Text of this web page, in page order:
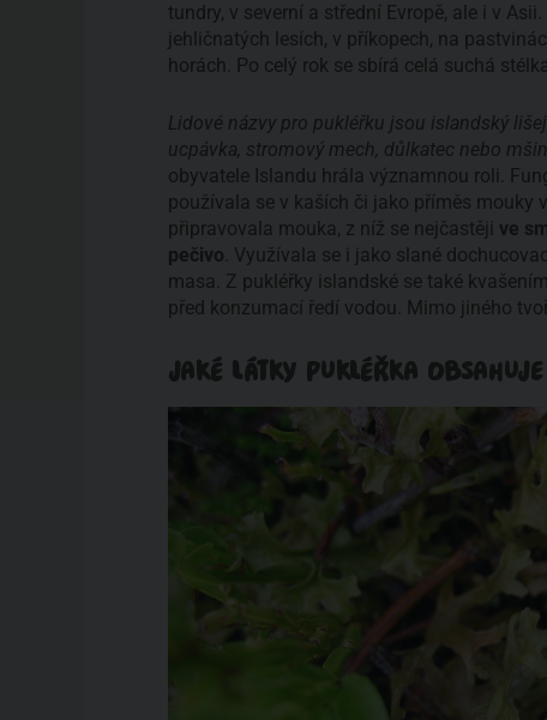
tundry, v severní a střední Evropě, ale i v
jehličnatých lesích, v příkopech, na
horách. Po celý rok se sbírá celá suchá stélka.
Lidové názvy pro pukléřku jsou islandský
ucpávka, stromový mech, důlkatec nebo
obyvatele Islandu hrála významnou roli.
používala se v kaších či jako příměs mouky
připravovala mouka, z níž se nejčastěji ve
pečivo . Využívala se i jako slané
masa. Z pukléřky islandské se také
před konzumací ředí vodou. Mimo jiného
JAKÉ LÁTKY PUKLÉŘKA